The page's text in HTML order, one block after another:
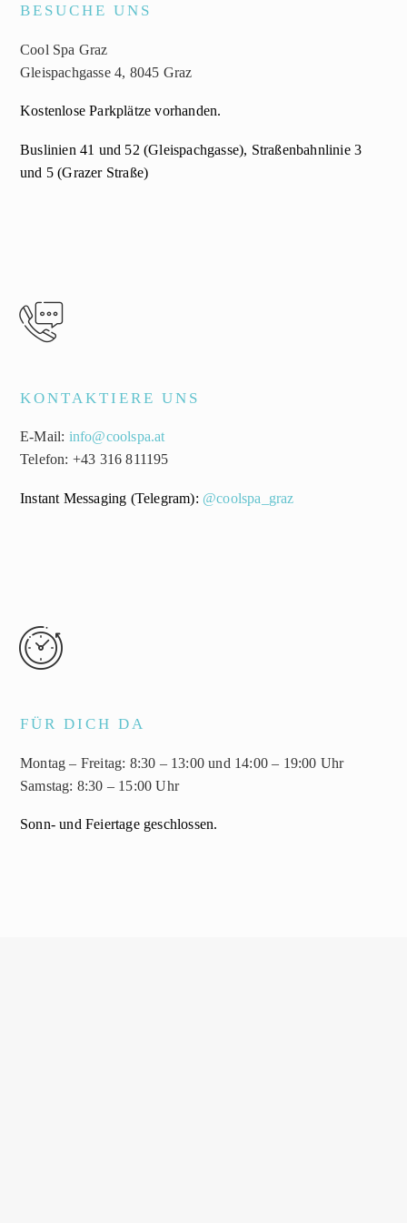
BESUCHE UNS
Cool Spa Graz
Gleispachgasse 4, 8045 Graz
Kostenlose Parkplätze vorhanden.
Buslinien 41 und 52 (Gleispachgasse), Straßenbahnlinie 3
und 5 (Grazer Straße)


KONTAKTIERE UNS
E-Mail: info@coolspa.at
Telefon: +43 316 811195
Instant Messaging (Telegram): @coolspa_graz


FÜR DICH DA
Montag – Freitag: 8:30 – 13:00 und 14:00 – 19:00 Uhr
Samstag: 8:30 – 15:00 Uhr
Sonn- und Feiertage geschlossen.